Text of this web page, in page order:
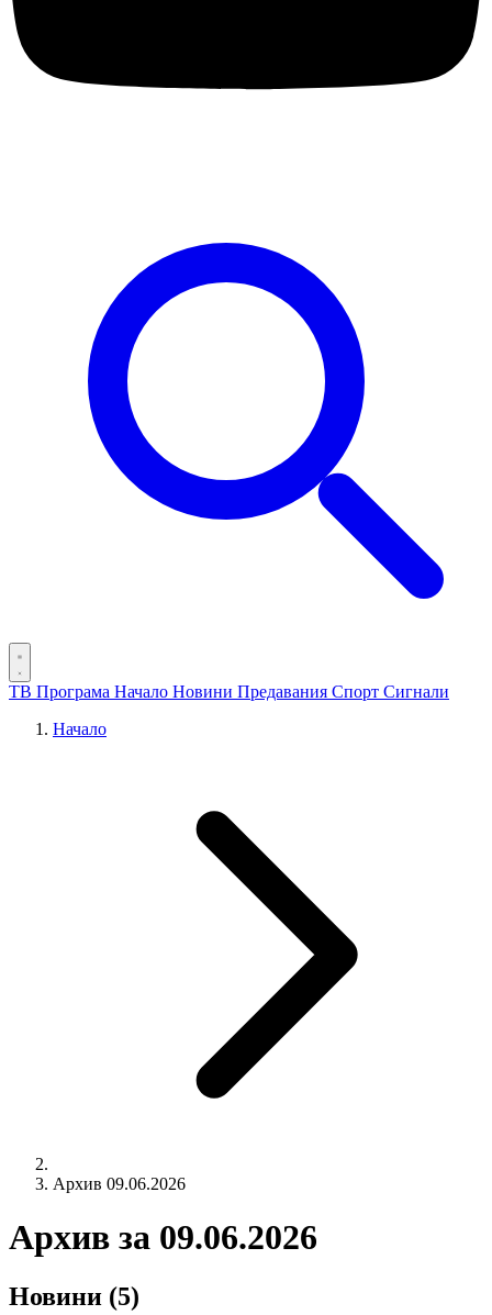
ТВ Програма Начало Новини Предавания Спорт Сигнали
Начало
Архив 09.06.2026
Архив за 09.06.2026
Новини (5)